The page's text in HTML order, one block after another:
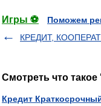
Игры ⚽
Поможем
КРЕДИТ,
Смотреть что
Кредит